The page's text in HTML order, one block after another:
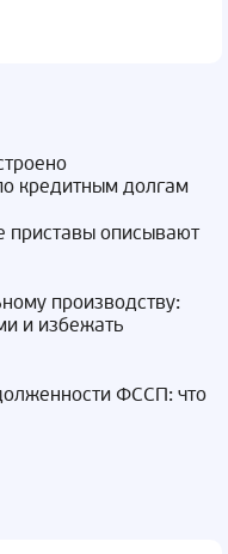
кредитным долгам
приставы описывают
производству:
и избежать
ФССП: что